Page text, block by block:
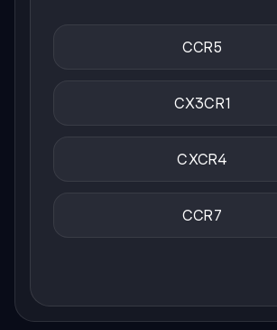
CCR5
CX3CR1
CXCR4
CCR7